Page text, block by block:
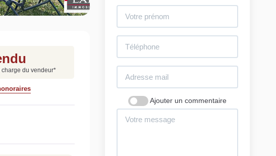
Estimer mon bien maintenant
du vendeur*
Ajouter un commentaire